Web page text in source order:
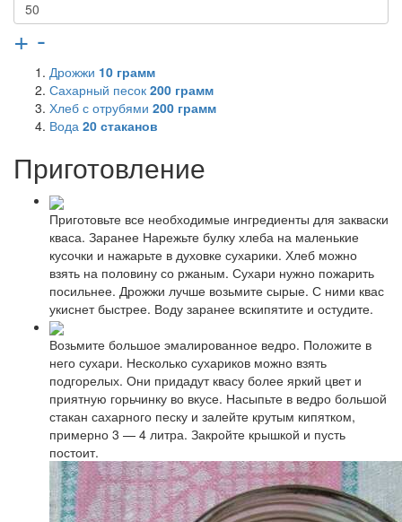
+ -
Дрожжи 10 грамм
Сахарный песок 200 грамм
Хлеб с отрубями 200 грамм
Вода 20 стаканов
Приготовление
Приготовьте все необходимые ингредиенты для закваски
кваса. Заранее Нарежьте булку хлеба на маленькие
кусочки и нажарьте в духовке сухарики. Хлеб можно
взять на половину со ржаным. Сухари нужно пожарить
посильнее. Дрожжи лучше возьмите сырые. С ними квас
укиснет быстрее. Воду заранее вскипятите и остудите.
Возьмите большое эмалированное ведро. Положите в
него сухари. Несколько сухариков можно взять
подгорелых. Они придадут квасу более яркий цвет и
приятную горьчинку во вкусе. Насыпьте в ведро большой
стакан сахарного песку и залейте крутым кипятком,
примерно 3 — 4 литра. Закройте крышкой и пусть
постоит.